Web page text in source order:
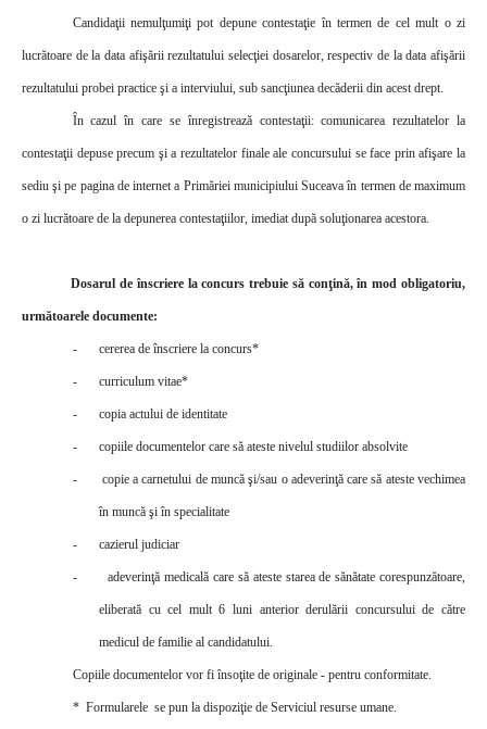
Candidaţii nemulţumiţi pot depune contestaţie în termen de cel mult o zi
lucrătoare de la data afişării rezultatului selecţiei dosarelor, respectiv de la data afişării
rezultatului probei practice şi a interviului, sub sancţiunea decăderii din acest drept.
În cazul în care se înregistrează contestaţii: comunicarea rezultatelor la
contestaţii depuse precum şi a rezultatelor finale ale concursului se face prin afişare la
sediu şi pe pagina de internet a Primăriei municipiului Suceava în termen de maximum
o zi lucrătoare de la depunerea contestaţiilor, imediat după soluţionarea acestora.
Dosarul de înscriere la concurs trebuie să conţină, în mod obligatoriu,
următoarele documente:
- cererea de înscriere la concurs*
- curriculum vitae*
- copia actului de identitate
- copiile documentelor care să ateste nivelul studiilor absolvite
- copie a carnetului de muncă şi/sau o adeverinţă care să ateste vechimea
în muncă şi în specialitate
- cazierul judiciar
- adeverinţă medicalăcare să ateste starea de sănătate corespunzătoare,
eliberată cu cel mult 6 luni anterior derulării concursului de către
medicul de familie al candidatului.
Copiile documentelor vor fi însoţite de originale - pentru conformitate.
* Formularele se pun la dispoziţie de Serviciul resurse umane.